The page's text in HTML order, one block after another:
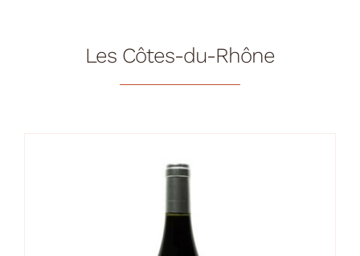
Les Côtes-du-Rhône